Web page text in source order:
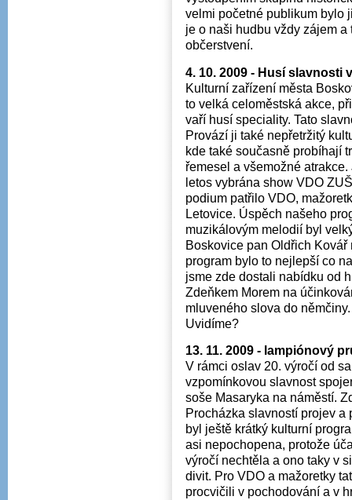
velmi početné publikum bylo
je o naši hudbu vždy zájem
občerstvení.
4. 10. 2009 - Husí slavnosti
Kulturní zařízení města
to velká celoměstská akce,
vaří husí speciality. Tato
Provází ji také nepřetržitý
kde také současně probíhají
řemesel a všemožné
letos vybrána show VDO
podium patřilo VDO,
Letovice. Úspěch našeho
muzikálovým melodií byl
Boskovice pan Oldřich
program bylo to nejlepší co
jsme zde dostali nabídku od
Zdeňkem Morem na
mluveného slova do
Uvidíme?
13. 11. 2009 - lampiónový
V rámci oslav 20. výročí od
vzpomínkovou slavnost
soše Masaryka na náměstí.
Procházka slavností projev a
byl ještě krátký kulturní
asi nepochopena, protože
výročí nechtěla a ono taky v
divit. Pro VDO a mažoretky
procvičili v pochodování a v